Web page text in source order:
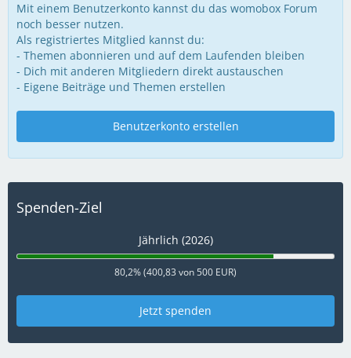
Mit einem Benutzerkonto kannst du das womobox Forum
noch besser nutzen.
Als registriertes Mitglied kannst du:
- Themen abonnieren und auf dem Laufenden bleiben
- Dich mit anderen Mitgliedern direkt austauschen
- Eigene Beiträge und Themen erstellen
Benutzerkonto erstellen
Spenden-Ziel
Jährlich (2026)
80,2% (400,83 von 500 EUR)
Jetzt spenden